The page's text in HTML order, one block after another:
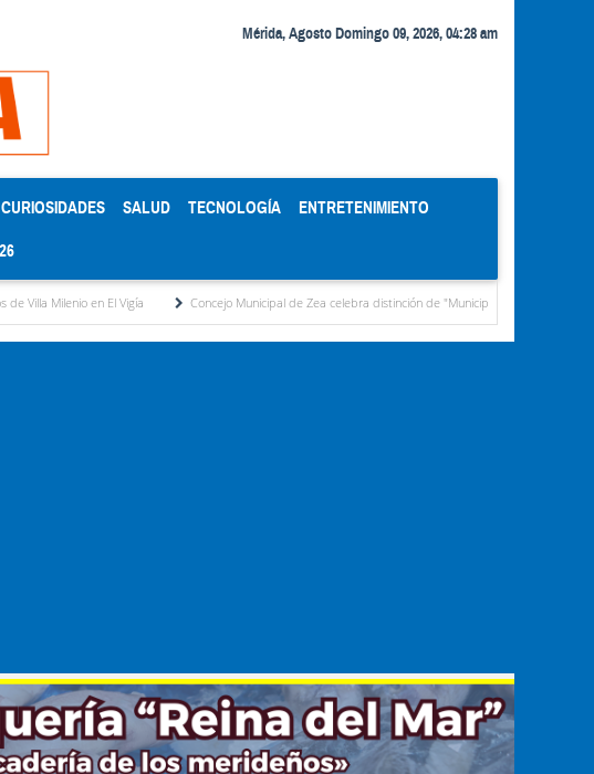
Mérida, Agosto Domingo 09, 2026, 04:28 am
CURIOSIDADES SALUD TECNOLOGÍA ENTRETENIMIENTO
en El Vigía Concejo Municipal de Zea celebra distinción de "Municipio Modelo de Venezuela"